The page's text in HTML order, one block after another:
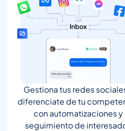
Gestiona tus redes
diferenciate de tu
con automatizaciones y
seguimiento de